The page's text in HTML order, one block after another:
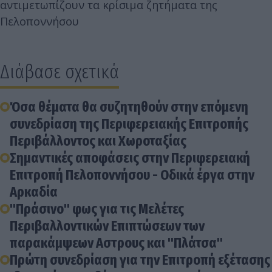
αντιμετωπίζουν τα κρίσιμα ζητήματα της
Πελοποννήσου
Διάβασε σχετικά
Όσα θέματα θα συζητηθούν στην επόμενη
συνεδρίαση της Περιφερειακής Επιτροπής
Περιβάλλοντος και Χωροταξίας
Σημαντικές αποφάσεις στην Περιφερειακή
Επιτροπή Πελοποννήσου - Oδικά έργα στην
Αρκαδία
"Πράσινο" φως για τις Μελέτες
Περιβαλλοντικών Επιπτώσεων των
παρακάμψεων Αστρους και "Πλάτσα"
Πρώτη συνεδρίαση για την Επιτροπή εξέτασης